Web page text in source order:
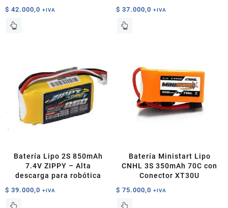
$ 42.000,0 +IVA $ 37.000,0 +IVA
Batería Lipo 2S 850mAh
7.4V ZIPPY – Alta
descarga para robótica
$ 39.000,0 +IVA
Batería Ministart Lipo
CNHL 3S 350mAh 70C con
Conector XT30U
$ 75.000,0 +IVA